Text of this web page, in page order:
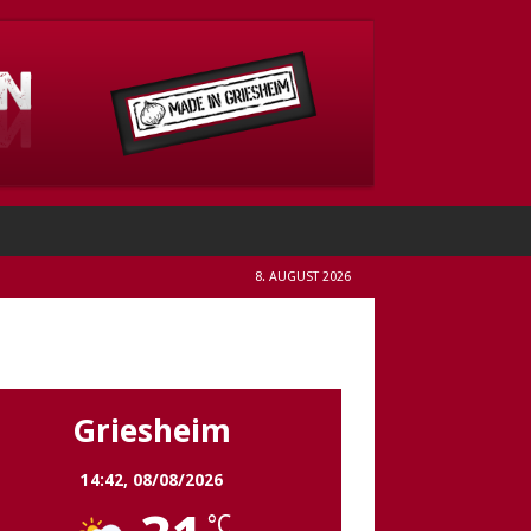
8. AUGUST 2026
Griesheim
14:42, 08/08/2026
°C